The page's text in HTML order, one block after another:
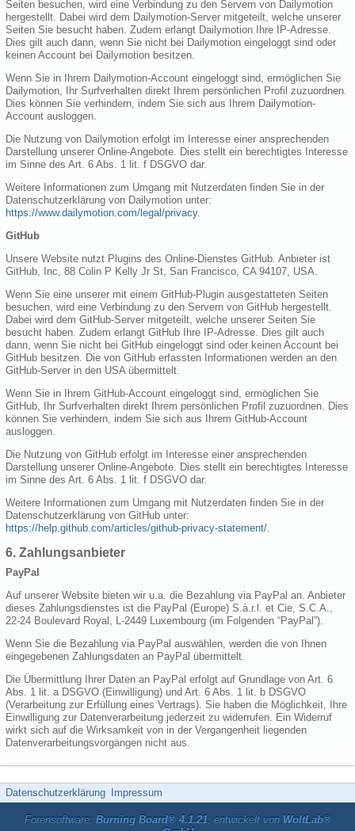
Seiten besuchen, wird eine Verbindung zu den Servern von Dailymotion
hergestellt. Dabei wird dem Dailymotion-Server mitgeteilt, welche unserer
Seiten Sie besucht haben. Zudem erlangt Dailymotion Ihre IP-Adresse.
Dies gilt auch dann, wenn Sie nicht bei Dailymotion eingeloggt sind oder
keinen Account bei Dailymotion besitzen.
Wenn Sie in Ihrem Dailymotion-Account eingeloggt sind, ermöglichen Sie
Dailymotion, Ihr Surfverhalten direkt Ihrem persönlichen Profil zuzuordnen.
Dies können Sie verhindern, indem Sie sich aus Ihrem Dailymotion-
Account ausloggen.
Die Nutzung von Dailymotion erfolgt im Interesse einer ansprechenden
Darstellung unserer Online-Angebote. Dies stellt ein berechtigtes Interesse
im Sinne des Art. 6 Abs. 1 lit. f DSGVO dar.
Weitere Informationen zum Umgang mit Nutzerdaten finden Sie in der
Datenschutzerklärung von Dailymotion unter:
https://www.dailymotion.com/legal/privacy.
GitHub
Unsere Website nutzt Plugins des Online-Dienstes GitHub. Anbieter ist
GitHub, Inc, 88 Colin P Kelly Jr St, San Francisco, CA 94107, USA.
Wenn Sie eine unserer mit einem GitHub-Plugin ausgestatteten Seiten
besuchen, wird eine Verbindung zu den Servern von GitHub hergestellt.
Dabei wird dem GitHub-Server mitgeteilt, welche unserer Seiten Sie
besucht haben. Zudem erlangt GitHub Ihre IP-Adresse. Dies gilt auch
dann, wenn Sie nicht bei GitHub eingeloggt sind oder keinen Account bei
GitHub besitzen. Die von GitHub erfassten Informationen werden an den
GitHub-Server in den USA übermittelt.
Wenn Sie in Ihrem GitHub-Account eingeloggt sind, ermöglichen Sie
GitHub, Ihr Surfverhalten direkt Ihrem persönlichen Profil zuzuordnen. Dies
können Sie verhindern, indem Sie sich aus Ihrem GitHub-Account
ausloggen.
Die Nutzung von GitHub erfolgt im Interesse einer ansprechenden
Darstellung unserer Online-Angebote. Dies stellt ein berechtigtes Interesse
im Sinne des Art. 6 Abs. 1 lit. f DSGVO dar.
Weitere Informationen zum Umgang mit Nutzerdaten finden Sie in der
Datenschutzerklärung von GitHub unter:
https://help.github.com/articles/github-privacy-statement/
6. Zahlungsanbieter
PayPal
Auf unserer Website bieten wir u.a. die Bezahlung via PayPal an. Anbieter
dieses Zahlungsdienstes ist die PayPal (Europe) S.à.r.l. et Cie, S.C.A.,
22-24 Boulevard Royal, L-2449 Luxembourg (im Folgenden “PayPal”).
Wenn Sie die Bezahlung via PayPal auswählen, werden die von Ihnen
eingegebenen Zahlungsdaten an PayPal übermittelt.
Die Übermittlung Ihrer Daten an PayPal erfolgt auf Grundlage von Art. 6
Abs. 1 lit. a DSGVO (Einwilligung) und Art. 6 Abs. 1 lit. b DSGVO
(Verarbeitung zur Erfüllung eines Vertrags). Sie haben die Möglichkeit, Ihre
Einwilligung zur Datenverarbeitung jederzeit zu widerrufen. Ein Widerruf
wirkt sich auf die Wirksamkeit von in der Vergangenheit liegenden
Datenverarbeitungsvorgängen nicht aus.
Datenschutzerklärung Impressum
Forensoftware: Burning Board® 4.1.21, entwickelt von WoltLab®